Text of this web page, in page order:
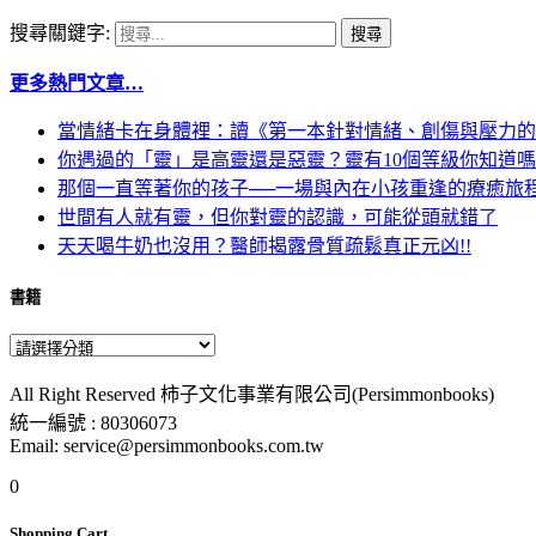
搜尋關鍵字:
更多熱門文章…
當情緒卡在身體裡：讀《第一本針對情緒、創傷與壓力的
你遇過的「靈」是高靈還是惡靈？靈有10個等級你知道嗎
那個一直等著你的孩子──一場與內在小孩重逢的療癒旅
世間有人就有靈，但你對靈的認識，可能從頭就錯了
天天喝牛奶也沒用？醫師揭露骨質疏鬆真正元凶!!
書籍
All Right Reserved 柿子文化事業有限公司(Persimmonbooks)
統一編號 : 80306073
Email: service@persimmonbooks.com.tw
0